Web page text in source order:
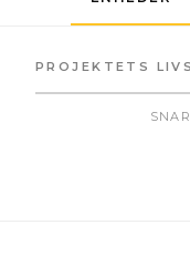
PROJEKTETS